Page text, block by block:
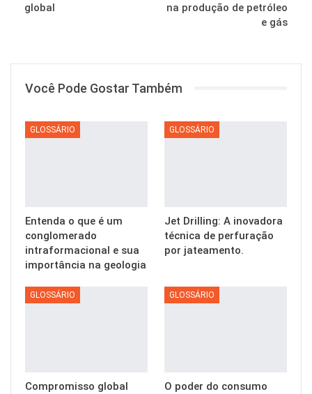
global
na produção de petróleo
e gás
Você Pode Gostar Também
GLOSSÁRIO
Entenda o que é um
conglomerado
intraformacional e sua
importância na geologia
GLOSSÁRIO
Jet Drilling: A inovadora
técnica de perfuração
por jateamento.
GLOSSÁRIO
Compromisso global
GLOSSÁRIO
O poder do consumo